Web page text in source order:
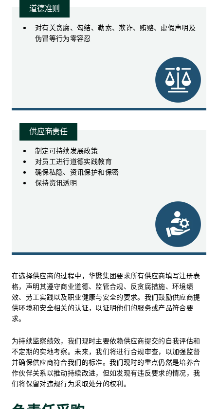
对有关贪腐、勾结、勒索、欺诈、贿赂、虚假声明及
伪冒等行为零容忍
道德准则
制定可持续发展政策
对员工进行道德实践教育
确保私隐、资讯保护和保密
保持资讯透明
供应商责任
在选择供应商的过程中，华懋集团要求所有供应商填写注册表
格，声明其遵守商业道德、监管合规、反贪腐措施、环境绩
效、劳工实践以及职业健康与安全的要求。我们鼓励供应商提
供环境和安全相关的认证，以证明他们的服务或产品符合要
求。
为持续监察绩效，我们现时主要依赖供应商提交的自我评估和
不定期的实地考察。未来，我们将进行合规审查，以加强监督
并确保供应商符合我们的标准。我们现时的重点仍然是培养合
作伙伴关系以推动持续改进，但如发现有违反要求的情况，我
们将保留对违规行为采取处分的权利。